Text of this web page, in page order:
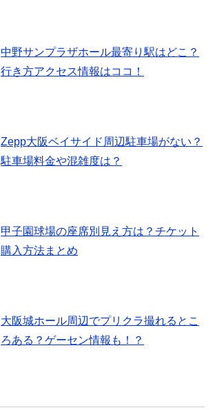
中野サンプラザホール最寄り駅はどこ？
行き方アクセス情報はココ！
Zepp大阪ベイサイド周辺駐車場がない？
駐車場料金や混雑度は？
甲子園球場の座席別見え方は？チケット
購入方法まとめ
大阪城ホール周辺でプリクラ撮れるとこ
ろある？ゲーセン情報も！？